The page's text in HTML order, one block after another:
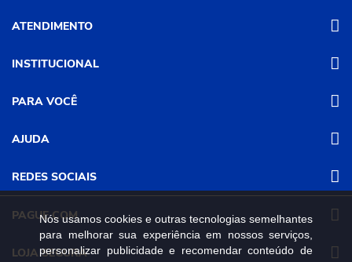
ATENDIMENTO
Sábado das 8h às 12h
(31) 3611-8200 Loja Física
INSTITUCIONAL
Nossas Lojas
Programa de
Relacionamento
Trabalhe Conosco
PARA VOCÊ
Minha conta
Revistas
AJUDA
Dúvidas
Frete e Entrega
Trocas e
Devoluções
REDES SOCIAIS
PAGUE COM
LOJA SEGURA
Nós usamos cookies e outras tecnologias semelhantes
para melhorar sua experiência em nossos serviços,
personalizar publicidade e recomendar conteúdo de